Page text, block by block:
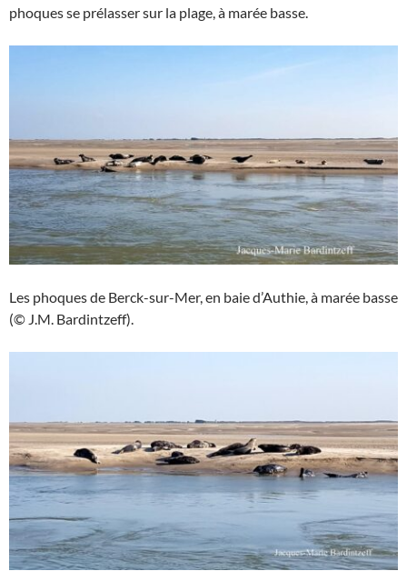
phoques se prélasser sur la plage, à marée basse.
Les phoques de Berck-sur-Mer, en baie d’Authie, à marée basse
(© J.M. Bardintzeff).